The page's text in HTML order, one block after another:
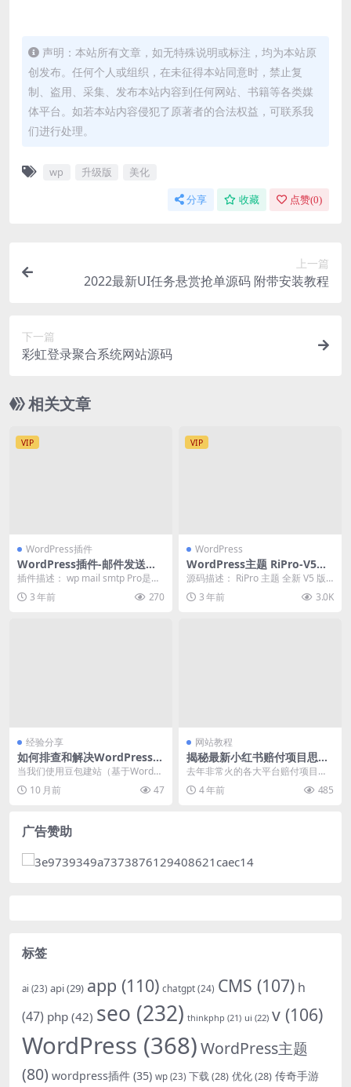
声明：本站所有文章，如无特殊说明或标注，均为本站原
创发布。任何个人或组织，在未征得本站同意时，禁止复
制、盗用、采集、发布本站内容到任何网站、书籍等各类媒
体平台。如若本站内容侵犯了原著者的合法权益，可联系我
们进行处理。
wp 升级版 美化
分享 收藏 点赞(0)
上一篇
2022最新UI任务悬赏抢单源码 附带安装教程
下一篇
彩虹登录聚合系统网站源码
相关文章
VIP
WordPress插件
WordPress插件-邮件发送设
置-WP Mail SMTP Pro汉化版
【V3.7.0】
插件描述： wp mail smtp Pro是一
款超过一百万个网站使用的、可靠
的...3 年前 270
VIP
WordPress
WordPress主题 RiPro-V5激
活版V7.1.3 RiPro-V5开心版
源码描述： RiPro 主题 全新 V5 版
本，是一个优秀且功能强大、速度
极快，...
3 年前 3.0K
经验分享
如何排查和解决WordPress网
站使用豆包建站后出现的白屏
问题
当我们使用豆包建站（基于WordPr
ess）搭建网站时，偶尔会遇到白屏
问题，这通...
10 月前 47
网站教程
揭秘最新小红书赔付项目思路
加找店教程
去年非常火的各大平台赔付项目，
相信很多网赚圈内的大佬，小白都
有玩过，最近撸界很火...
4 年前 485
广告赞助
标签
ai (23) api(29) app (110) chatgpt(24) CMS (107) h
(47) php (42) seo (232) thinkphp (21) ui (22) v (106)
WordPress (368)WordPress主题
(80) wordpress插件 (35) wp (23) 下载(28) 优化(28) 传奇手游